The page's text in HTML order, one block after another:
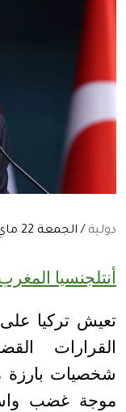
دولية / الجمعة 22 ماي 2026 / لا توجد تعليقات:
أنتلجنسيا
تعيش تركيا
القرارات
شخصيات
موجة غضب